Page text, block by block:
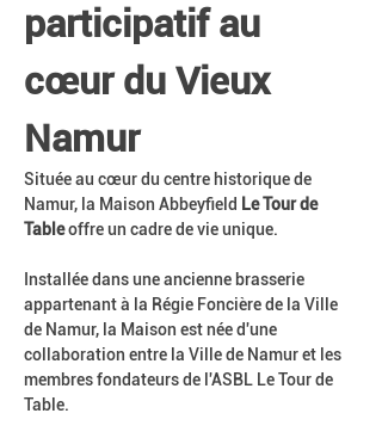
participatif au
cœur du Vieux
Namur
Située au cœur du centre historique de
Namur, la Maison Abbeyfield Le Tour de
Table offre un cadre de vie unique.
Installée dans une ancienne brasserie
appartenant à la Régie Foncière de la Ville
de Namur, la Maison est née d'une
collaboration entre la Ville de Namur et les
membres fondateurs de l'ASBL Le Tour de
Table.